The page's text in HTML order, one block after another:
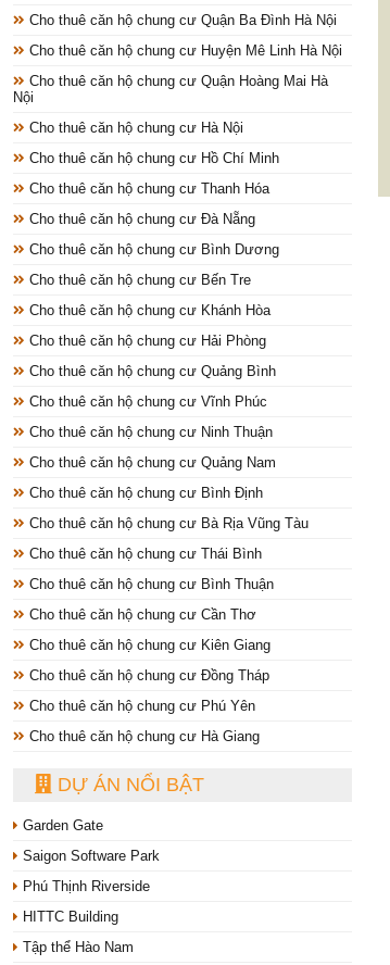
Cho thuê căn hộ chung cư Quận Ba Đình Hà Nội
Cho thuê căn hộ chung cư Huyện Mê Linh Hà Nội
Cho thuê căn hộ chung cư Quận Hoàng Mai Hà
Nội
Cho thuê căn hộ chung cư Hà Nội
Cho thuê căn hộ chung cư Hồ Chí Minh
Cho thuê căn hộ chung cư Thanh Hóa
Cho thuê căn hộ chung cư Đà Nẵng
Cho thuê căn hộ chung cư Bình Dương
Cho thuê căn hộ chung cư Bến Tre
Cho thuê căn hộ chung cư Khánh Hòa
Cho thuê căn hộ chung cư Hải Phòng
Cho thuê căn hộ chung cư Quảng Bình
Cho thuê căn hộ chung cư Vĩnh Phúc
Cho thuê căn hộ chung cư Ninh Thuận
Cho thuê căn hộ chung cư Quảng Nam
Cho thuê căn hộ chung cư Bình Định
Cho thuê căn hộ chung cư Bà Rịa Vũng Tàu
Cho thuê căn hộ chung cư Thái Bình
Cho thuê căn hộ chung cư Bình Thuận
Cho thuê căn hộ chung cư Cần Thơ
Cho thuê căn hộ chung cư Kiên Giang
Cho thuê căn hộ chung cư Đồng Tháp
Cho thuê căn hộ chung cư Phú Yên
Cho thuê căn hộ chung cư Hà Giang
DỰ ÁN NỔI BẬT
Garden Gate
Saigon Software Park
Phú Thịnh Riverside
HITTC Building
Tập thể Hào Nam